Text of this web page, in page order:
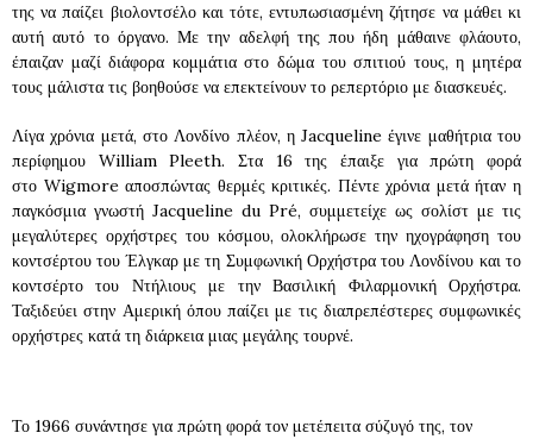
της να παίζει βιολοντσέλο και τότε, εντυπωσιασμένη ζήτησε να μάθει κι
αυτή αυτό το όργανο. Με την αδελφή της που ήδη μάθαινε φλάουτο,
έπαιζαν μαζί διάφορα κομμάτια στο δώμα του σπιτιού τους, η μητέρα
τους μάλιστα τις βοηθούσε να επεκτείνουν το ρεπερτόριο με διασκευές.
Λίγα χρόνια μετά, στο Λονδίνο πλέον, η Jacqueline έγινε μαθήτρια του
περίφημου William Pleeth. Στα 16 της έπαιξε για πρώτη φορά
στο Wigmore αποσπώντας θερμές κριτικές. Πέντε χρόνια μετά ήταν η
παγκόσμια γνωστή Jacqueline du Pré, συμμετείχε ως σολίστ με τις
μεγαλύτερες ορχήστρες του κόσμου, ολοκλήρωσε την ηχογράφηση του
κοντσέρτου του Έλγκαρ με τη Συμφωνική Ορχήστρα του Λονδίνου και το
κοντσέρτο του Ντήλιους με την Βασιλική Φιλαρμονική Ορχήστρα.
Ταξιδεύει στην Αμερική όπου παίζει με τις διαπρεπέστερες συμφωνικές
ορχήστρες κατά τη διάρκεια μιας μεγάλης τουρνέ.
Το 1966 συνάντησε για πρώτη φορά τον μετέπειτα σύζυγό της, τον